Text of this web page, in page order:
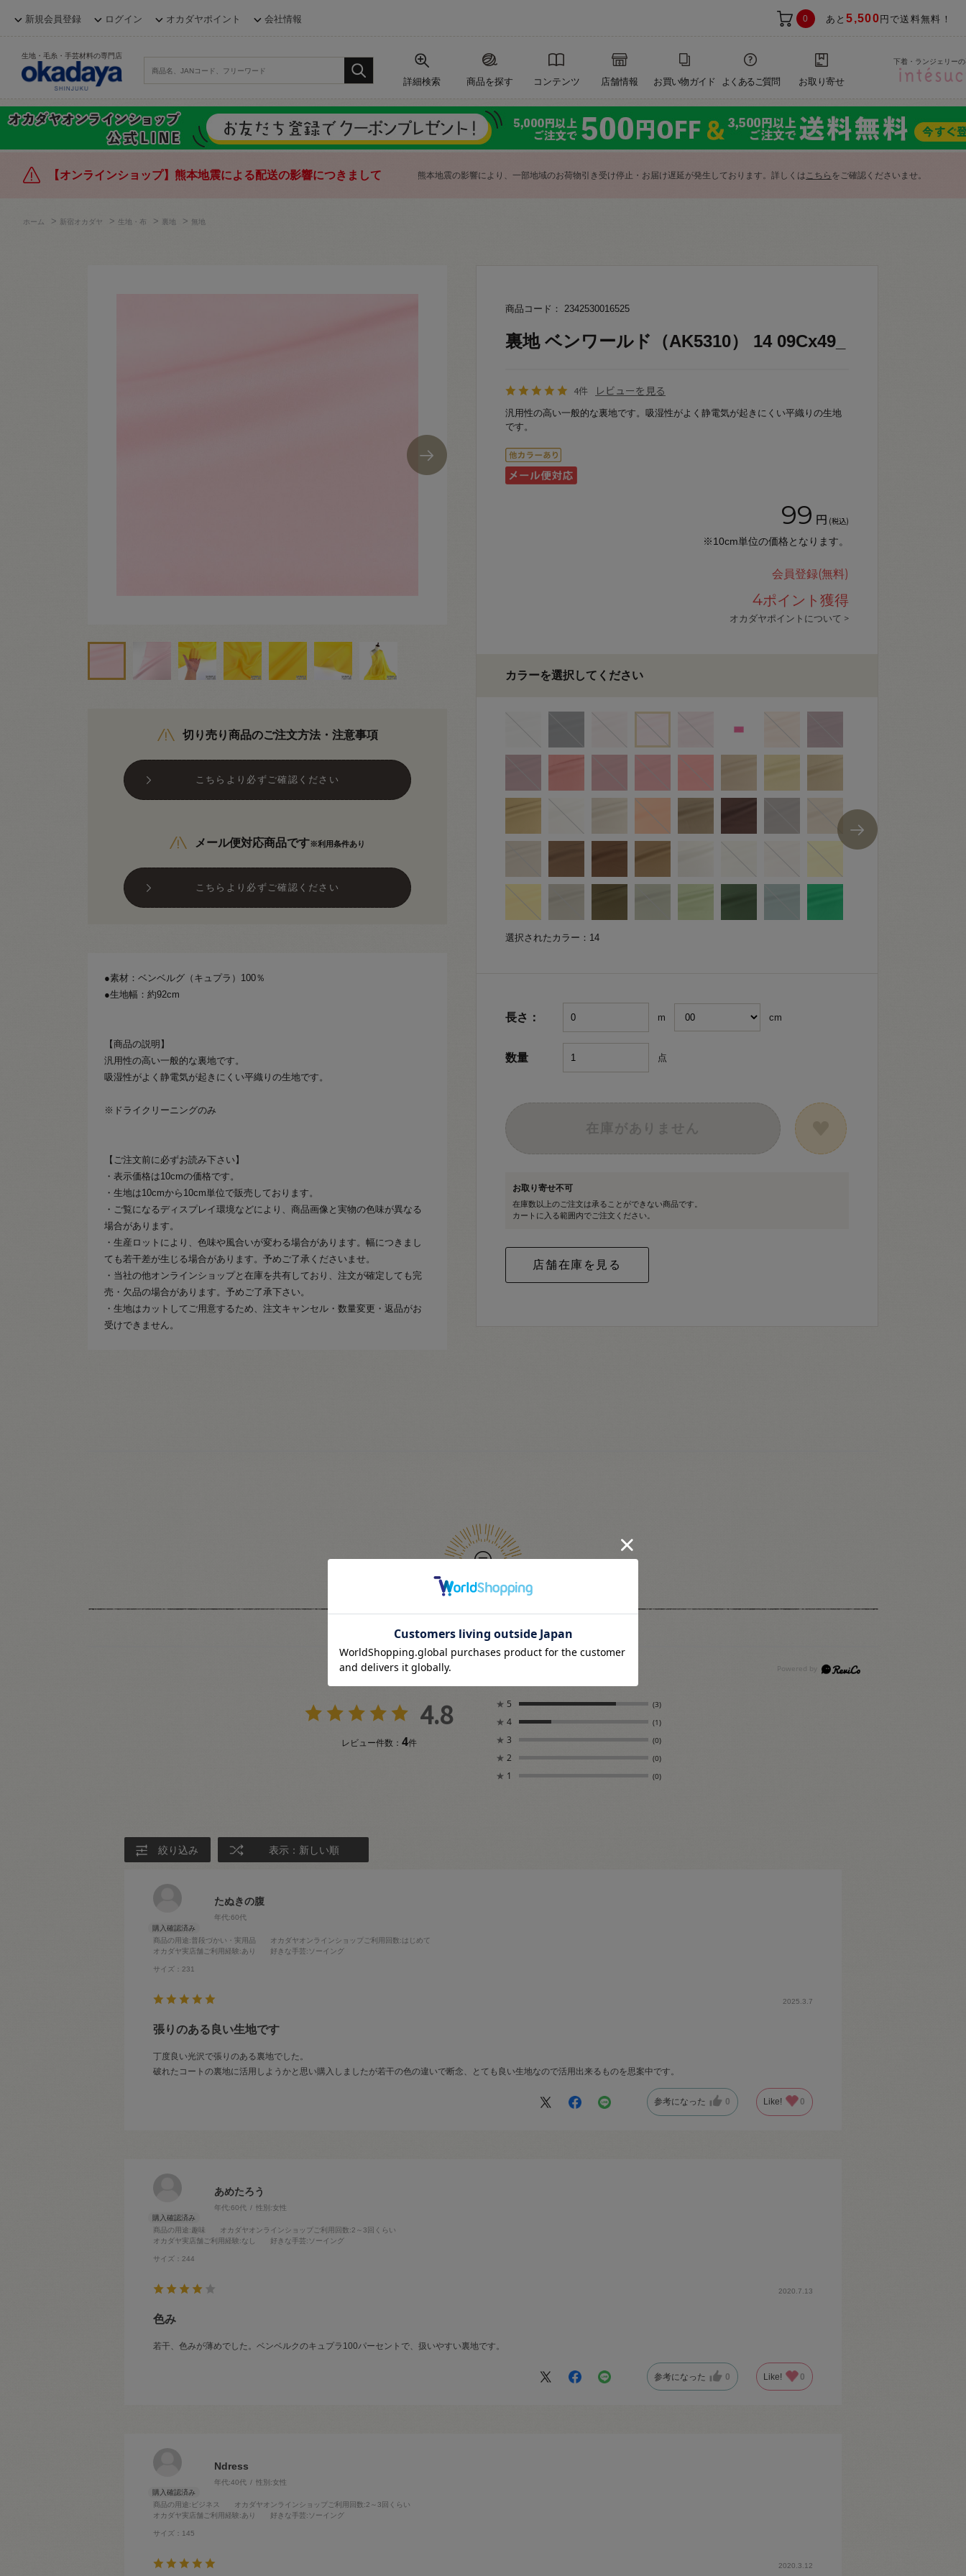
新規会員登録 ログイン オカダヤポイント 会社情報 0 あと5,500 円で送料無料！
生地・毛糸・手芸材料の専門店
詳細検索 商品を探す コンテンツ 店舗情報 お買い物ガイド よくあるご質問 お取り寄せ
下着・ランジェリー
【オンラインショップ】熊本地震による配送の影響につきまして 熊本地震の影響により、一部地域のお荷物引き受け停止・お届け遅延が発生しております。詳しくはこちら をご確認くださいませ。
ホーム > 新宿オカダヤ > 生地・布 > 裏地 > 無地
切り売り商品のご注文方法・注意事項
こちらより必ずご確認ください
メール便対応商品です※利用条件あり
こちらより必ずご確認ください
●素材：ベンベルグ（キュプラ）100％
●生地幅：約92cm
【商品の説明】
汎用性の高い一般的な裏地です。
吸湿性がよく静電気が起きにくい平織りの生地です。
※ドライクリーニングのみ
【ご注文前に必ずお読み下さい】
・表示価格は10cmの価格です。
・生地は10cmから10cm単位で販売しております。
・ご覧になるディスプレイ環境などにより、商品画像と実物の色味が異なる
場合があります。
・生産ロットにより、色味や風合いが変わる場合があります。幅につきまし
ても若干差が生じる場合があります。予めご了承くださいませ。
・当社の他オンラインショップと在庫を共有しており、注文が確定しても完
売・欠品の場合があります。予めご了承下さい。
・生地はカットしてご用意するため、注文キャンセル・数量変更・返品がお
受けできません。
商品コード： 2342530016525
裏地 ベンワールド（AK5310） 14 09Cx49_
4件 レビューを見る
汎用性の高い一般的な裏地です。吸湿性がよく静電気が起きにくい平織りの生地
です。
99 円 (税込)
※10cm単位の価格となります。
会員登録(無料)
4ポイント獲得
オカダヤポイントについて >
カラーを選択してください
選択されたカラー：14
長さ： m cm
数量 点
お取り寄せ不可
在庫数以上のご注文は承ることができない商品です。
カートに入る範囲内でご注文ください。
ユーザーレビュー
4.8
レビュー件数： 4件
★ 5 (3)
★ 4 (1)
★ 3 (0)
★ 2 (0)
★ 1 (0)
絞り込み 表示：新しい順
たぬきの腹
年代:60代
商品の用途:普段づかい・実用品 オカダヤオンラインショップご利用回数:はじめて
オカダヤ実店舗ご利用経験:あり 好きな手芸:ソーイング
サイズ：231
2025.3.7
張りのある良い生地です
丁度良い光沢で張りのある裏地でした。
破れたコートの裏地に活用しようかと思い購入しましたが若干の色の違いで断念、とても良い生地なので活用出来るものを思案中です。
参考になった 0 Like! 0
あめたろう
年代:60代 性別:女性
商品の用途:趣味 オカダヤオンラインショップご利用回数:2～3回くらい
オカダヤ実店舗ご利用経験:なし 好きな手芸:ソーイング
サイズ：244
2020.7.13
色み
若干、色みが薄めでした。ベンベルクのキュプラ100パーセントで、扱いやすい裏地です。
参考になった 0 Like! 0
Ndress
年代:40代 性別:女性
商品の用途:ビジネス オカダヤオンラインショップご利用回数:2～3回くらい
オカダヤ実店舗ご利用経験:あり 好きな手芸:ソーイング
サイズ：145
2020.3.12